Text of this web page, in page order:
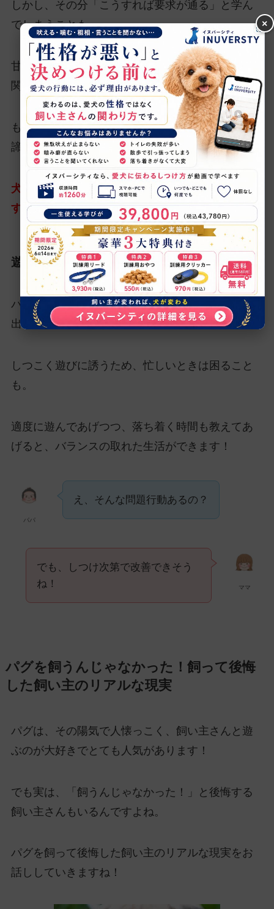
しかし、その分「こうすれば要求が通る」と学ん
でしまうことも。
甘やかしすぎず、適切なしつけを心がけると良い
関係を築けます！
もし今、わがままに手を焼いていても、性格だと
諦める必要はありません。
犬に伝わる正しい方法を知れば、必ず解決できま
すよ！
遊び好きでしつこく絡んでしまう
パグは遊ぶのが大好きで、飼い主にちょっかいを
出すこともあります！
しつこく遊びに誘うため、忙しいときは困ること
も。
適度に遊んであげつつ、落ち着く時間も教えてあ
げると、バランスの取れた生活ができます！
パパ
え、そんな問題行動あるの？
ママ
でも、しつけ次第で改善できそう
ね！
パグを飼うんじゃなかった！飼って後悔
した飼い主のリアルな現実
パグは、その陽気で人懐っこく、飼い主さんと遊
ぶのが大好きでとても人気があります！
でも実は、「飼うんじゃなかった！」と後悔する
飼い主さんもいるんですよね。
パグを飼って後悔した飼い主のリアルな現実をお
話ししていきますね！
×